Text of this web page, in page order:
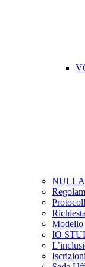
NULLA
Modello
IO